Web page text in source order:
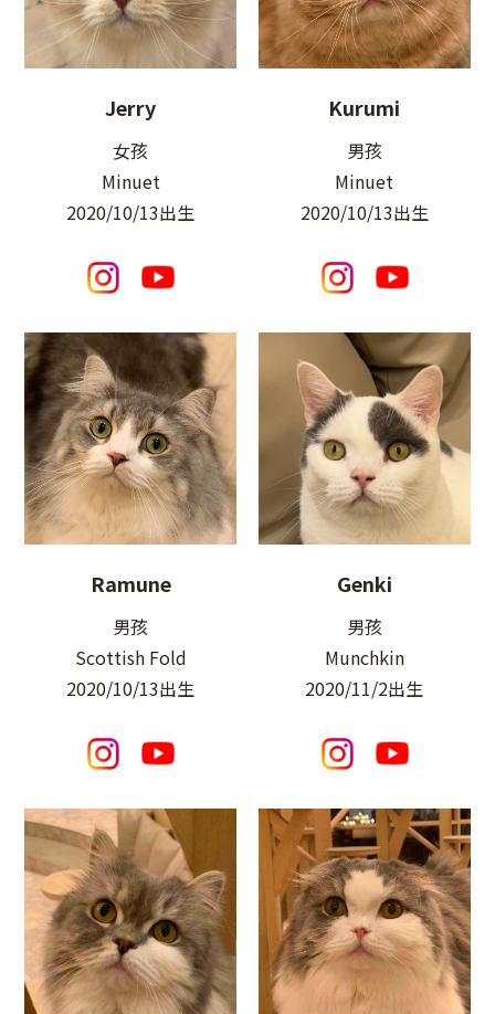
Jerry
女孩
Minuet
2020/10/13出生
Kurumi
男孩
Minuet
2020/10/13出生
Ramune
男孩
Scottish Fold
2020/10/13出生
Genki
男孩
Munchkin
2020/11/2出生